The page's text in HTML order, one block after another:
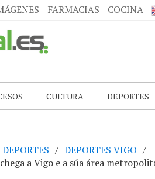
FARMACIAS COCINA
CULTURA DEPORTES
DEPORTES
DEPORTES VIGO
a Vigo e a súa área